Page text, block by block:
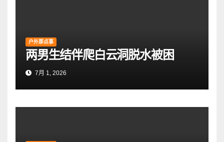
户外那点事
两男生结伴爬白云洞脱水被困
7月 1, 2026